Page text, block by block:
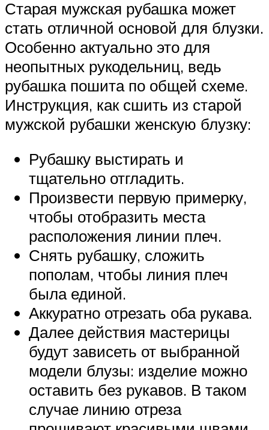
Старая мужская рубашка может
стать отличной основой для блузки.
Особенно актуально это для
неопытных рукодельниц, ведь
рубашка пошита по общей схеме.
Инструкция, как сшить из старой
мужской рубашки женскую блузку:
Рубашку выстирать и
тщательно отгладить.
Произвести первую примерку,
чтобы отобразить места
расположения линии плеч.
Снять рубашку, сложить
пополам, чтобы линия плеч
была единой.
Аккуратно отрезать оба рукава.
Далее действия мастерицы
будут зависеть от выбранной
модели блузы: изделие можно
оставить без рукавов. В таком
случае линию отреза